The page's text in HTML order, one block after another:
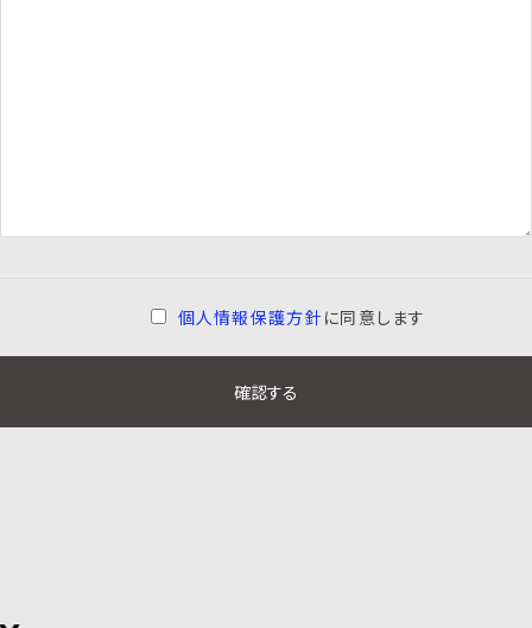
個人情報保護方針 に同意します